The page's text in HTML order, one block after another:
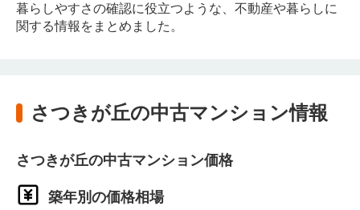
暮らしやすさの確認に役立つような、不動産や暮らしに
関する情報をまとめました。
さつきが丘の中古マンション情報
さつきが丘の中古マンション価格
築年別の価格相場